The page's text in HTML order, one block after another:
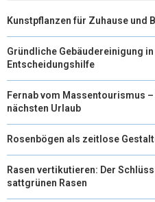
E
R
)
K
Kunstpflanzen für Zuhause und
Gründliche Gebäudereinigung
Entscheidungshilfe
Fernab vom Massentourismus
nächsten Urlaub
Rosenbögen als zeitlose
Rasen vertikutieren: Der
sattgrünen Rasen